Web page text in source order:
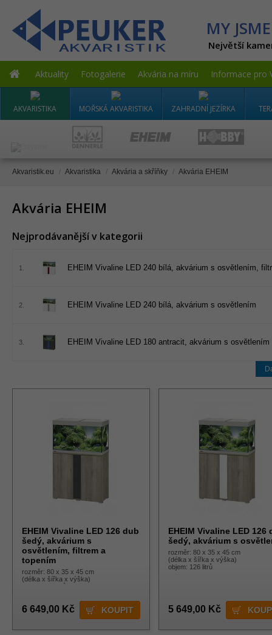
MY
Největší
Aktuality Fotogalerie Akvária na míru Informace pro
AKVARISTIKA MOŘSKÁ AKVARISTIKA ZAHRADNÍ JEZÍRKA
Akvaristik.eu / Akvaristika / Akvária a skříňky / Akvária EHEIM
Akvária EHEIM
Nejprodávanější v kategorii
1. EHEIM Vivaline LED 240 bílá, akvárium s osvětlením,
2. EHEIM Vivaline LED 240 bílá, akvárium s osvětlením
3. EHEIM Vivaline LED 180 antracit, akvárium s osvětlením
EHEIM Vivaline LED 126 dub
šedý, akvárium s
osvětlením, filtrem a
topením
rozměr: 80 x 35 x 45 cm
(délka x šířka x výška)
objem: 126 litrů
6 649,00 Kč
EHEIM Vivaline LED 126
šedý, akvárium s
rozměr: 80 x 35 x 45 cm
(délka x šířka x výška)
objem: 126 litrů
5 649,00 Kč